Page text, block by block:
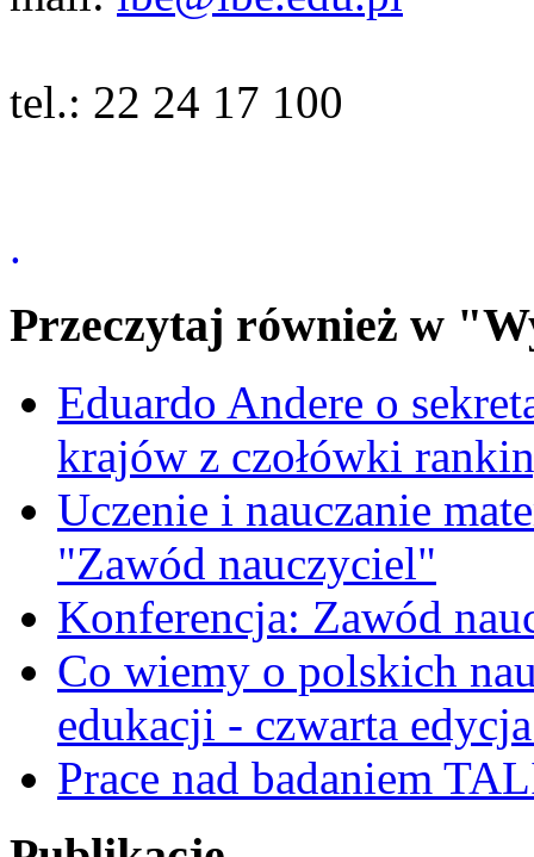
tel.: 22 24 17 100
.
Przeczytaj również w
Eduardo Andere o
krajów z czołówki
Uczenie i nauczanie
"Zawód nauczyciel"
Konferencja: Zawód
Co wiemy o polskich
edukacji - czwarta
Prace nad badaniem